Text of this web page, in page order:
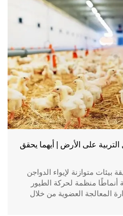
على الأرض | أيهما يحقق
المعالجة العضوية من خلال